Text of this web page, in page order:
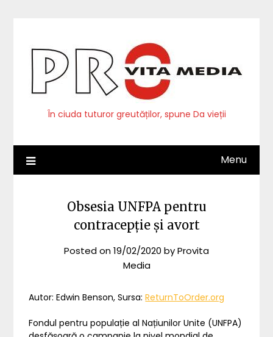
În ciuda tuturor greutăților, spune Da vieții
Menu
Obsesia UNFPA pentru
contracepție și avort
Posted on19/02/2020 byProvita
Media
Autor: Edwin Benson, Sursa:ReturnToOrder.org
Fondul pentru populație al Națiunilor Unite (UNFPA)